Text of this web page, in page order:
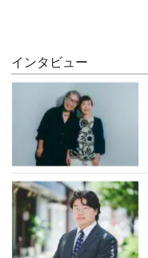
インタビュー